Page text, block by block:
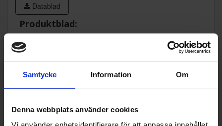
Samtycke Information Om
Denna webbplats använder cookies
Datablad
Produktblad:
Varumärke:
AEG
Modellbeteckning:
TU5AB20SCK